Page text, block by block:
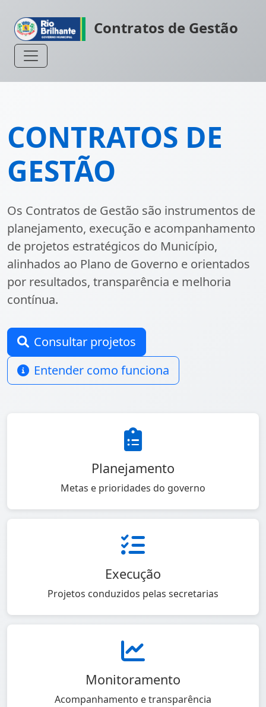
Contratos de Gestão
CONTRATOS DE
GESTÃO
Os Contratos de Gestão são instrumentos de
planejamento, execução e acompanhamento
de projetos estratégicos do Município,
alinhados ao Plano de Governo e orientados
por resultados, transparência e melhoria
contínua.
Consultar projetos
Entender como funciona
Planejamento
Metas e prioridades do governo
Execução
Projetos conduzidos pelas secretarias
Monitoramento
Acompanhamento e transparência